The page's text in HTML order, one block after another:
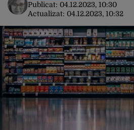
Publicat: 04.12.2023, 10:30
Actualizat: 04.12.2023, 10:32